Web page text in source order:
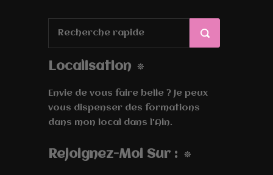
Localisation
Envie de vous faire belle ? Je peux
vous dispenser des formations
dans mon local dans l'Ain.
Rejoignez-Moi Sur :